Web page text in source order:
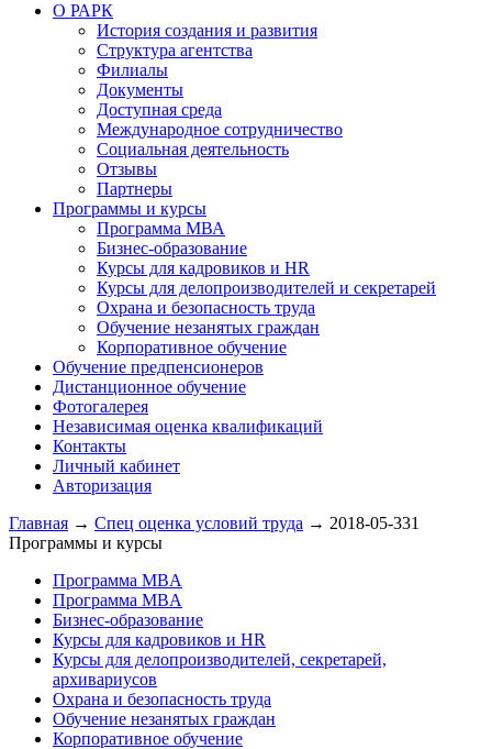
О РАРК
История создания и развития
Структура агентства
Филиалы
Документы
Доступная среда
Международное сотрудничество
Социальная деятельность
Отзывы
Партнеры
Программы и курсы
Программа МВА
Бизнес-образование
Курсы для кадровиков и HR
Курсы для делопроизводителей и секретарей
Охрана и безопасность труда
Обучение незанятых граждан
Корпоративное обучение
Обучение предпенсионеров
Дистанционное обучение
Фотогалерея
Независимая оценка квалификаций
Контакты
Личный кабинет
Авторизация
Главная → Cпец оценка условий труда → 2018-05-331
Программы и курсы
Программа MBA
Программа MBA
Бизнес-образование
Курсы для кадровиков и HR
Курсы для делопроизводителей, секретарей,
архивариусов
Охрана и безопасность труда
Обучение незанятых граждан
Корпоративное обучение